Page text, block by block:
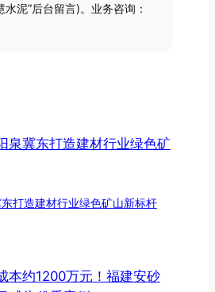
泥”后台留言)。业务咨询：
打造建材行业绿色矿山新标杆